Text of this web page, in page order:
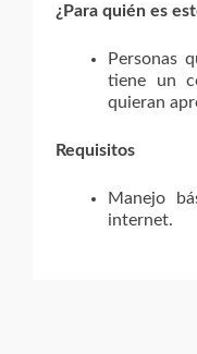
¿Para quién es
Personas
tiene un
quieran
Requisitos
Manejo
internet.